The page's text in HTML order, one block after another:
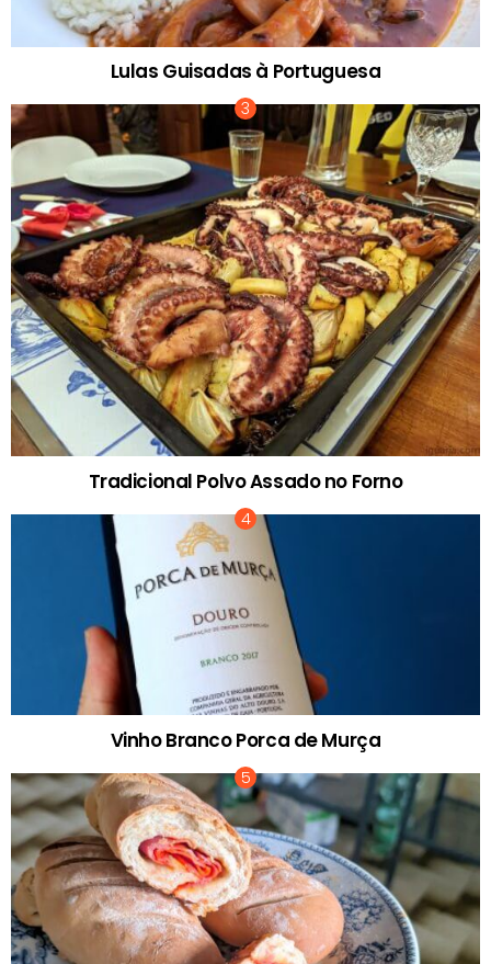
Lulas Guisadas à Portuguesa
Tradicional Polvo Assado no Forno
Vinho Branco Porca de Murça